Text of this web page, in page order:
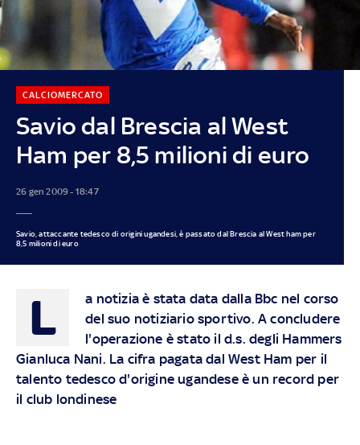
Savio dal Brescia al West
Ham per 8,5 milioni di euro
CALCIOMERCATO
26 gen 2009 - 18:47
Savio, attaccante tedesco di origini ugandesi, è passato dal Brescia al West ham per
8,5 milioni di euro
L
a notizia è stata data dalla Bbc nel corso
del suo notiziario sportivo. A concludere
l'operazione è stato il d.s. degli Hammers
Gianluca Nani. La cifra pagata dal West Ham per il
talento tedesco d'origine ugandese è un record per
il club londinese